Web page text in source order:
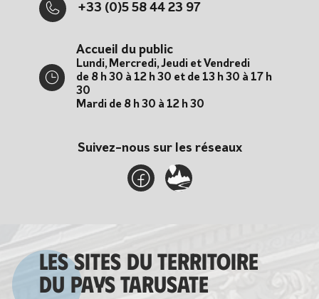
+33 (0)5 58 44 23 97
Accueil du public
Lundi, Mercredi, Jeudi et Vendredi
de 8 h 30 à 12 h 30 et de 13 h 30 à 17 h
30
Mardi de 8 h 30 à 12 h 30
Suivez-nous sur les réseaux
Les sites du territoire
du Pays tarusate